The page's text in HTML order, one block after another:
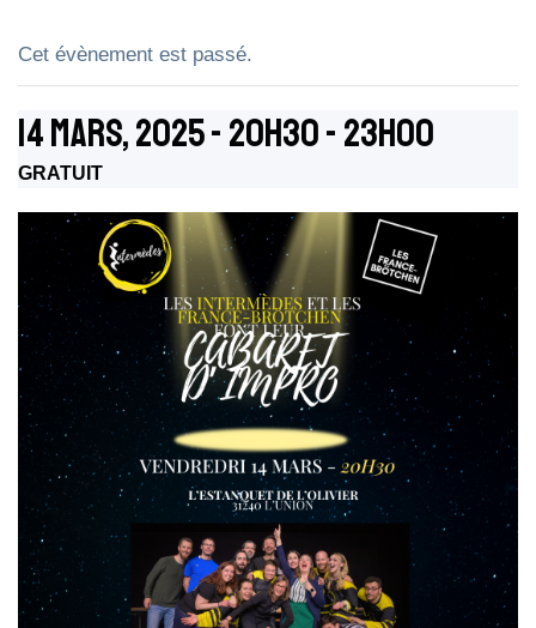
Cet évènement est passé.
14 Mars, 2025 - 20h30- 23h00
GRATUIT